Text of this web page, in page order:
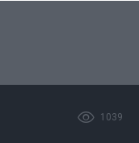
1039